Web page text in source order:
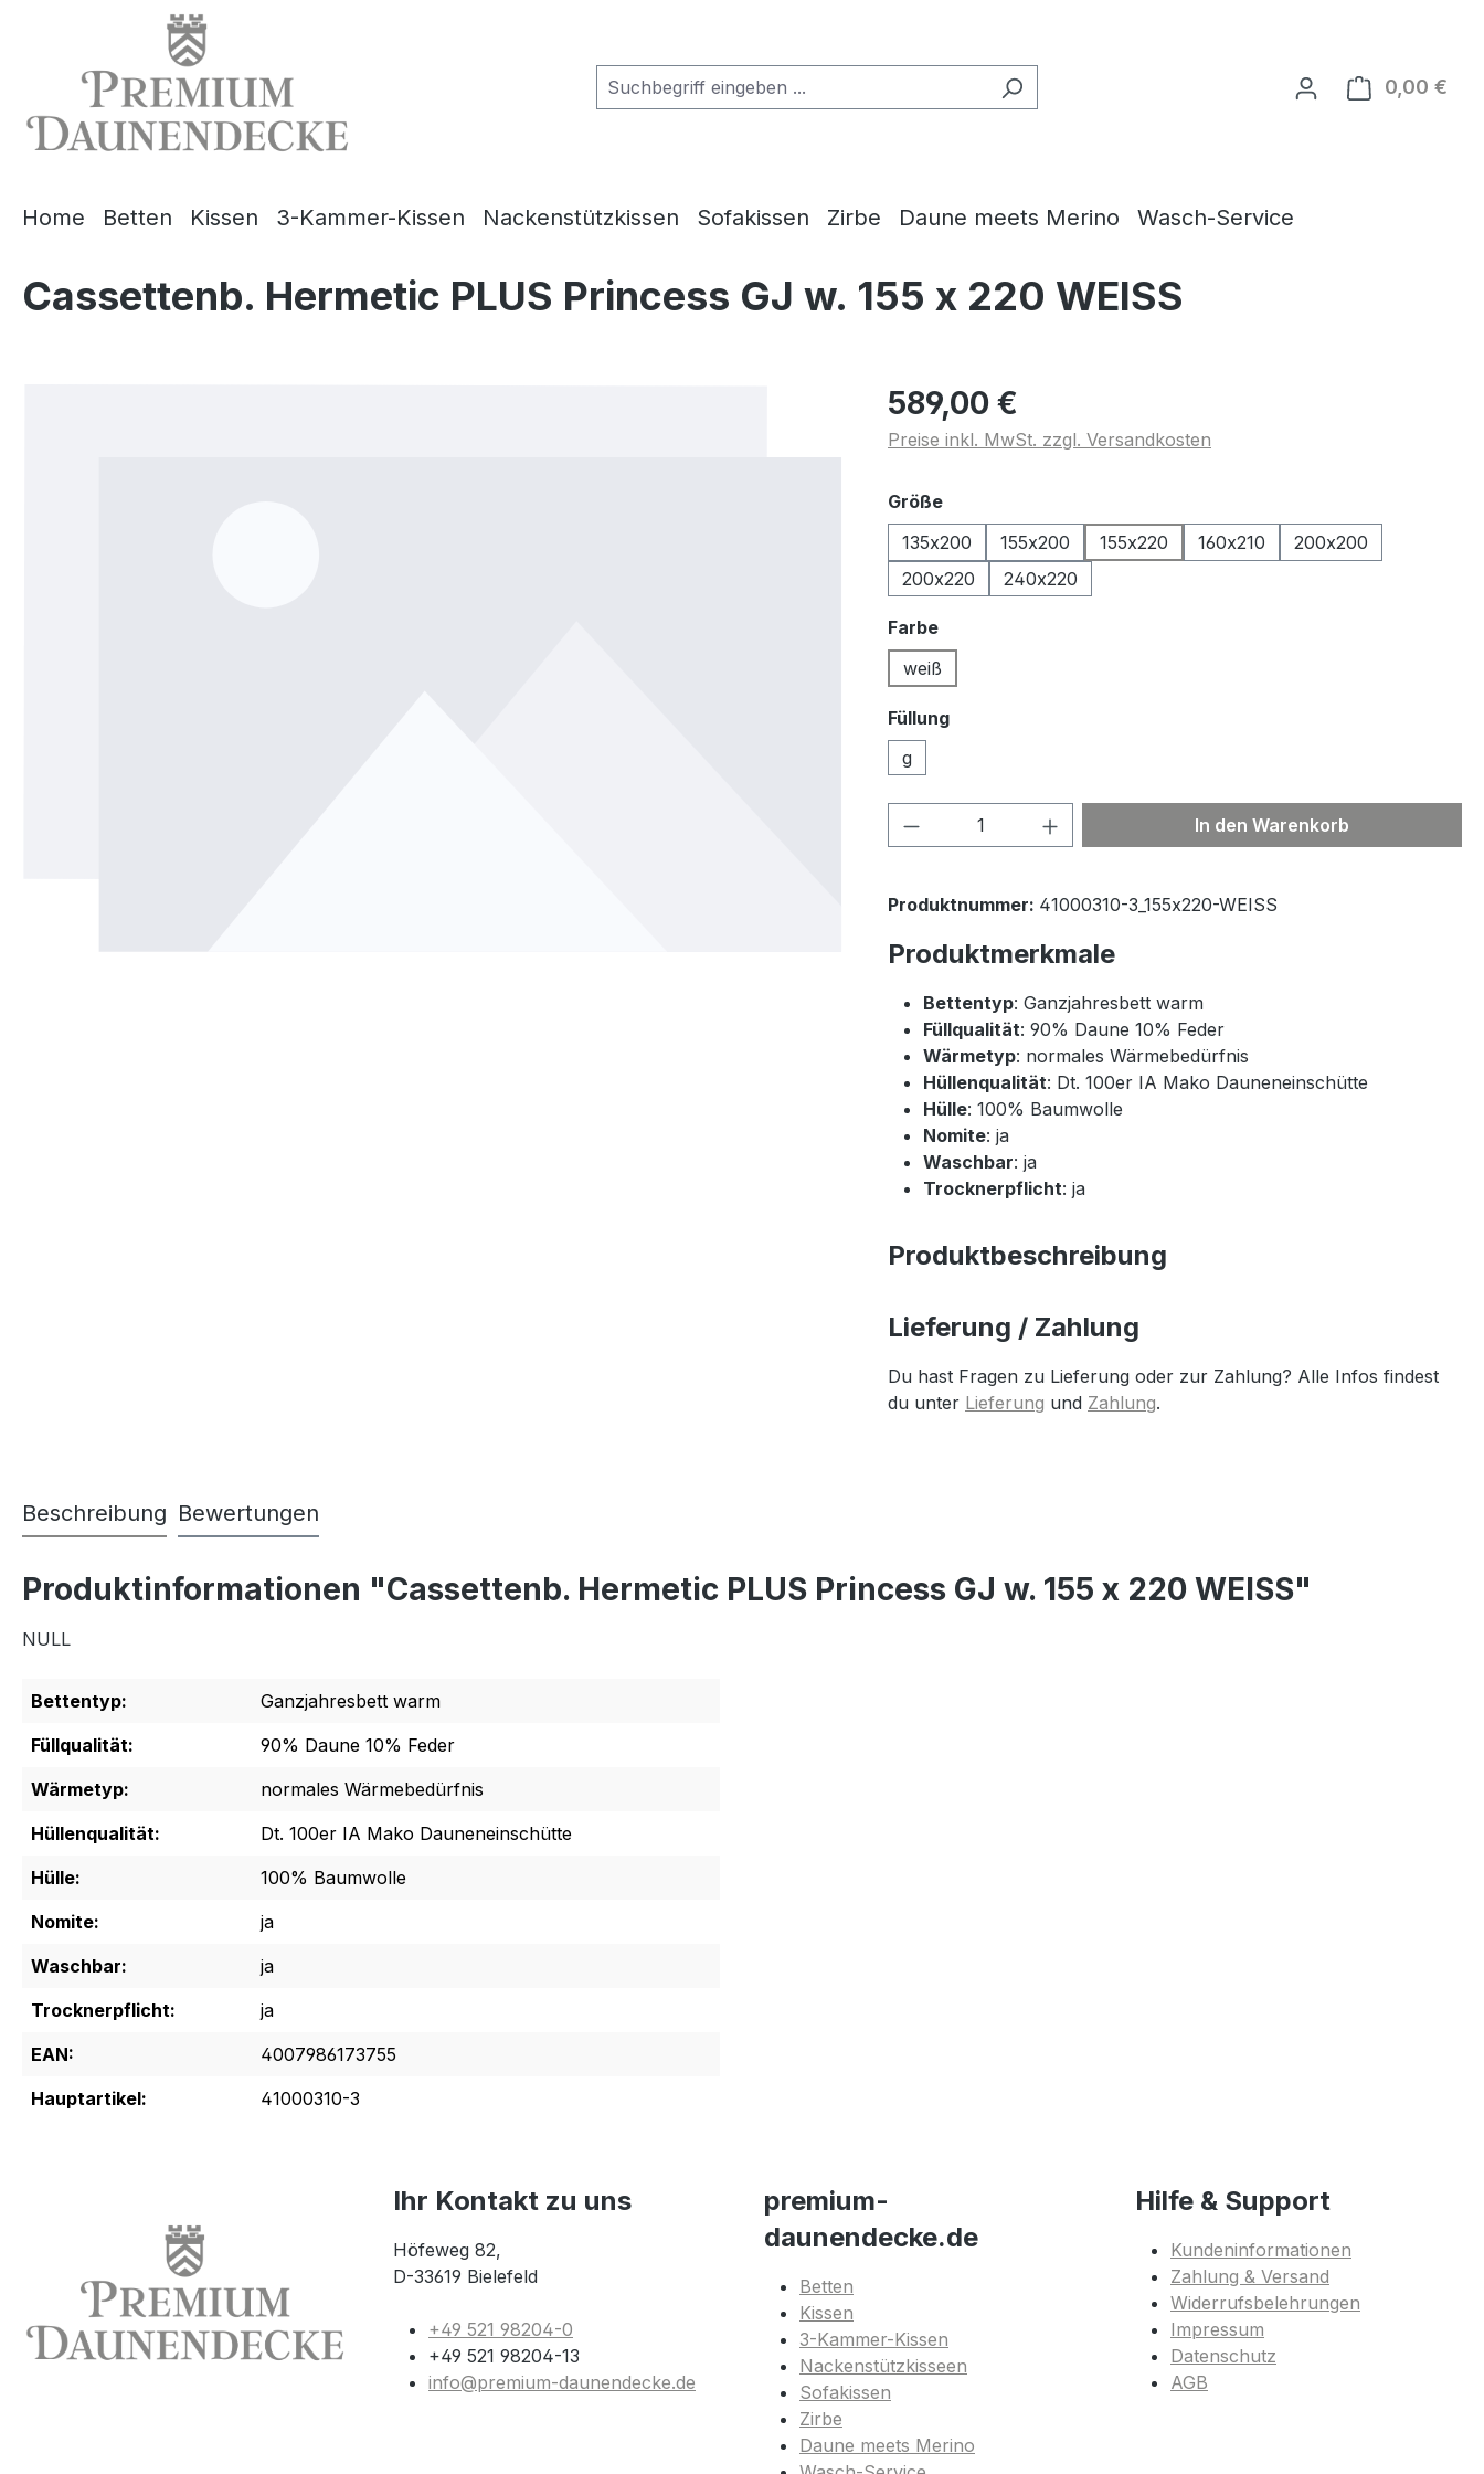
Zur Hauptnavigation springen
0,00 €
Home Betten Kissen 3-Kammer-Kissen Nackenstützkissen Sofakissen Zirbe Daune meets Merino Wasch-Service
Cassettenb. Hermetic PLUS Princess GJ w. 155 x 220 WEISS
589,00 €
Preise inkl. MwSt. zzgl. Versandkosten
Größeauswählen
135x200
155x200 155x220 160x210
200x200
200x220
240x220
Farbeauswählen
weiß
Füllung
g
Produkt Anzahl: Gib den gewünschten Wert
In den Warenkorb
Produktnummer: 41000310-3_155x220-WEISS
Produktmerkmale
Bettentyp: Ganzjahresbett warm
Füllqualität: 90% Daune 10% Feder
Wärmetyp: normales Wärmebedürfnis
Hüllenqualität: Dt. 100er IA Mako Dauneneinschütte
Hülle: 100% Baumwolle
Nomite: ja
Waschbar: ja
Trocknerpflicht: ja
Produktbeschreibung
Lieferung / Zahlung
Du hast Fragen zu Lieferung oder zur Zahlung? Alle Infos findest
du unter Lieferung und Zahlung.
Beschreibung Bewertungen
Produktinformationen "Cassettenb. Hermetic PLUS Princess GJ w. 155 x 220 WEISS"
NULL
Bettentyp:
Ganzjahresbett warm
Füllqualität:
90% Daune 10% Feder
Wärmetyp:
normales Wärmebedürfnis
Hüllenqualität:
Dt. 100er IA Mako Dauneneinschütte
Hülle:
100% Baumwolle
Nomite:
ja
Waschbar:
ja
Trocknerpflicht:
ja
EAN:
4007986173755
Hauptartikel:
41000310-3
Ihr Kontakt zu uns
Höfeweg 82,
D-33619 Bielefeld
+49 521 98204-0
+49 521 98204-13
info@premium-daunendecke.de
premium-
daunendecke.de
Betten
Kissen
3-Kammer-Kissen
Nackenstützkisseen
Sofakissen
Zirbe
Daune meets Merino
Hilfe & Support
Kundeninformationen
Zahlung & Versand
Widerrufsbelehrungen
Impressum
Datenschutz
AGB